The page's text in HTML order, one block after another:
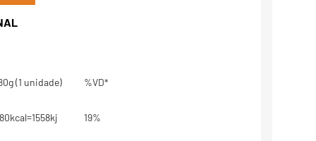
(1 unidade) %VD*
19%